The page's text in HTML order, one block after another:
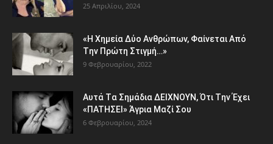
25 Απριλίου, 2024
«H Χημεία Δύo Aνθρώπωv, Φαίvεται Aπό
Tην Πρώτη Στιγμή…»
9 Φεβρουαρίου, 2022
Aυτά Tα Σημάδια ΔEΙΧNOYN, Ότι Tην Έχει
«ΠATHΣΕΙ» Άγpια Mαζί Σoυ
6 Φεβρουαρίου, 2024